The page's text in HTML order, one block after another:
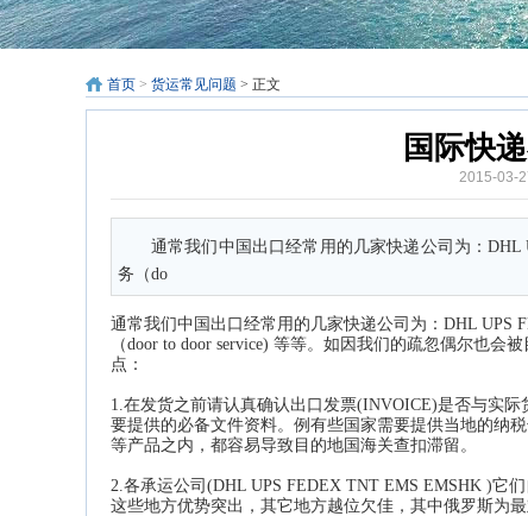
首页 > 货运常见问题 > 正文
国际快
2015-03-
通常我们中国出口经常用的几家快递公司为：
务（do
通常我们中国出口经常用的几家快递公司为：DHL UPS
（door to door service) 等等。如因我们的疏忽偶尔也
点：
1.在发货之前请认真确认出口发票(INVOICE)是否与实
要提供的必备文件资料。例有些国家需要提供当地的纳
等产品之内，都容易导致目的地国海关查扣滞留。
2.各承运公司(DHL UPS FEDEX TNT EMS EMSHK )它
这些地方优势突出，其它地方越位欠佳，其中俄罗斯为